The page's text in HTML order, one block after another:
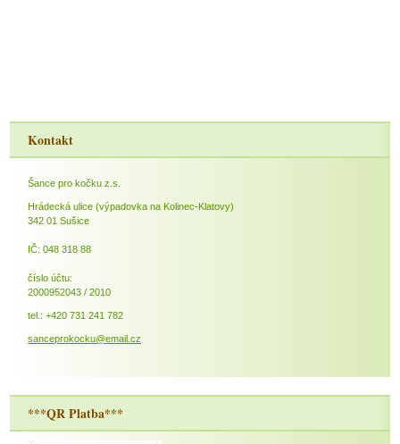
Kontakt
Šance pro kočku z.s.
Hrádecká ulice (výpadovka na Kolinec-Klatovy)
342 01 Sušice
IČ: 048 318 88
číslo účtu:
2000952043 / 2010
tel.: +420 731 241 782
sanceprokocku@email.cz
***QR Platba***